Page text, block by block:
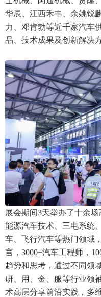
华辰、江西禾丰、余姚锐
力、邓肯勃等近千家汽车
品、技术成果及创新解决
展会期间3天举办了十余
能源汽车技术、三电系统
车、飞行汽车等热门领域
言，3000+汽车工程师，
趋势和思考，通过不同领
研、用、金、服等行业领
术高层分享前沿实践，多